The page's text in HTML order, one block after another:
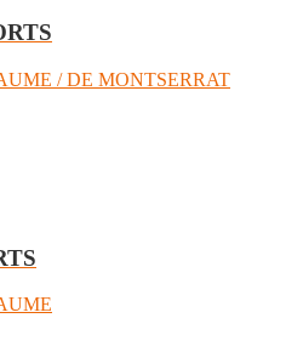
/ DE MONTSERRAT